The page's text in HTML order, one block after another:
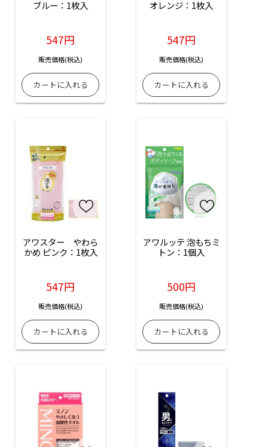
ブルー：1枚入
547円
販売価格(税込)
オレンジ：1枚入
547円
販売価格(税込)
アワスター　やわら
かめ ピンク：1枚入
547円
販売価格(税込)
アワルッテ 泡もちミ
トン：1個入
500円
販売価格(税込)